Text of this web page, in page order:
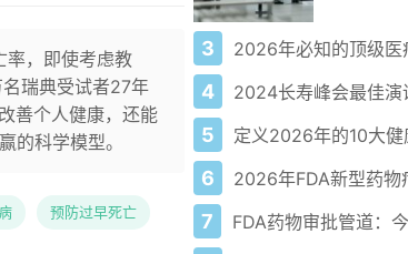
率，即使考虑教
瑞典受试者27年
善个人健康，还能
的科学模型。
预防过早死亡
3 2026年必知的顶级医
4 2024长寿峰会最佳演
5
6 2026年FDA新型药物
7